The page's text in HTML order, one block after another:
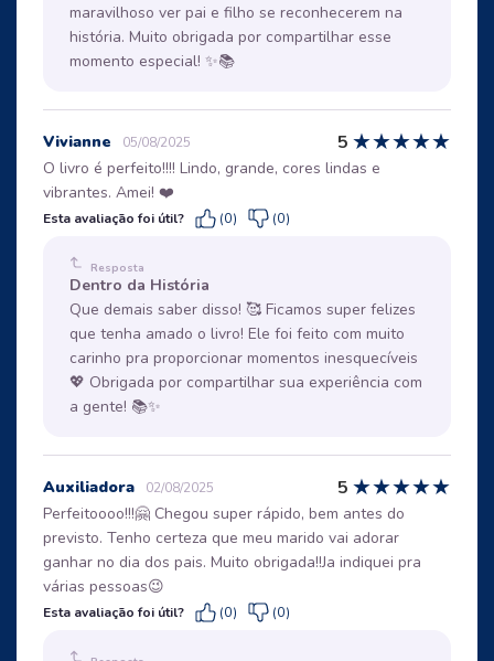
maravilhoso ver pai e filho se reconhecerem na
história. Muito obrigada por compartilhar esse
momento especial! ✨📚
Vivianne 05/08/2025 5 ★★★★★
O livro é perfeito!!!! Lindo, grande, cores lindas e
vibrantes. Amei! ❤️
Esta avaliação foi útil? (0) (0)
Resposta
Dentro da História
Que demais saber disso! 🥰 Ficamos super felizes
que tenha amado o livro! Ele foi feito com muito
carinho pra proporcionar momentos inesquecíveis
💖 Obrigada por compartilhar sua experiência com
a gente! 📚✨
Auxiliadora 02/08/2025 5 ★★★★★
Perfeitoooo!!!🤗 Chegou super rápido, bem antes do
previsto. Tenho certeza que meu marido vai adorar
ganhar no dia dos pais. Muito obrigada!!Ja indiquei pra
várias pessoas😉
Esta avaliação foi útil? (0) (0)